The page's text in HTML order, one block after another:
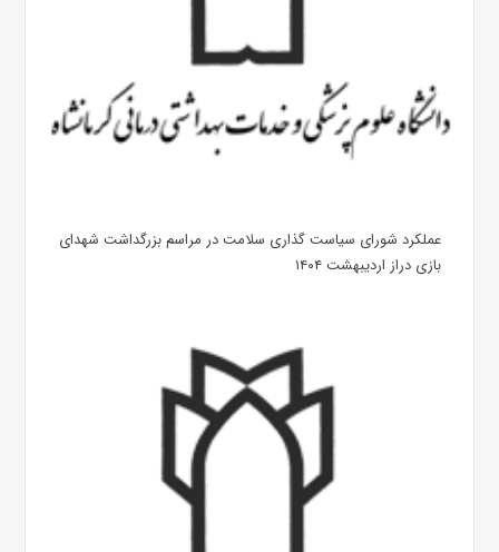
عملکرد شورای سیاست گذاری سلامت در مراسم بزرگداشت شهدای
بازی دراز اردیبهشت ۱۴۰۴